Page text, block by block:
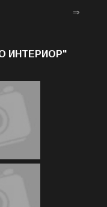
⇒
ИНТЕРИОР"